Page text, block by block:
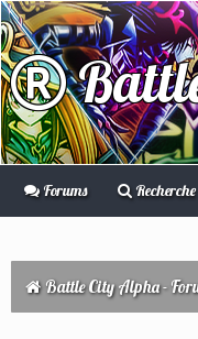
Forums Recherche
Battle City Alpha -